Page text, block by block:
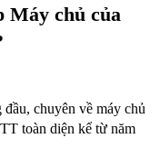
Máy chủ của
chuyên về máy chủ
toàn diện kể từ năm